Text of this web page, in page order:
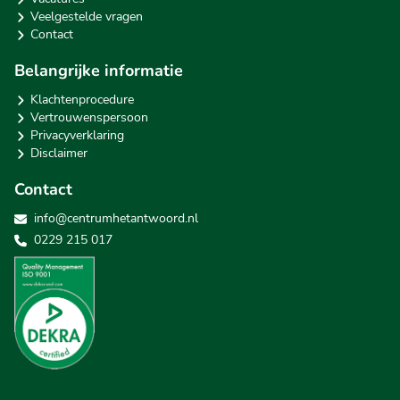
Veelgestelde vragen
Contact
Belangrijke informatie
Klachtenprocedure
Vertrouwenspersoon
Privacyverklaring
Disclaimer
Contact
info@centrumhetantwoord.nl
0229 215 017